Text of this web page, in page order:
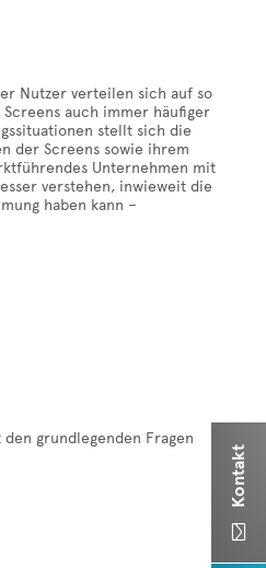
Nutzer verteilen sich auf so
auch immer häufiger
stellt sich die
der Screens sowie ihrem
Unternehmen mit
verstehen, inwieweit die
haben kann –
grundlegenden Fragen

Kontakt